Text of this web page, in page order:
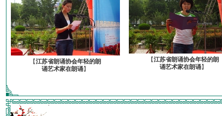
【江苏省朗诵协会年轻的朗
诵艺术家在朗诵】
【江苏省朗诵协会年轻的朗
诵艺术家在朗诵】